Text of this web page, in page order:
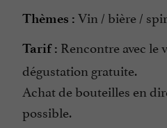
Thèmes : Vin / bière /
Tarif : Rencontre avec le
dégustation gratuite.
Achat de bouteilles en
possible.